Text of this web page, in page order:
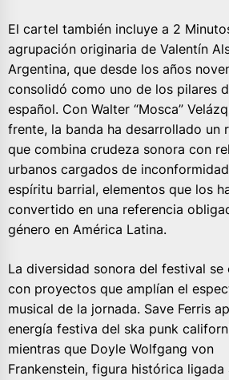
El cartel también incluye a 2
agrupación originaria de Valentín
Argentina, que desde los años
consolidó como uno de los pilares
español. Con Walter “Mosca”
frente, la banda ha desarrollado un
que combina crudeza sonora con
urbanos cargados de
espíritu barrial, elementos que los
convertido en una referencia
género en América Latina.
La diversidad sonora del festival se
con proyectos que amplían el
musical de la jornada. Save Ferris
energía festiva del ska punk
mientras que Doyle Wolfgang von
Frankenstein, figura histórica ligada